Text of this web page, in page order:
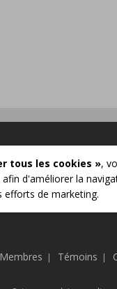
tous les cookies »,
afin d'améliorer la
efforts de marketing.
| Témoins |